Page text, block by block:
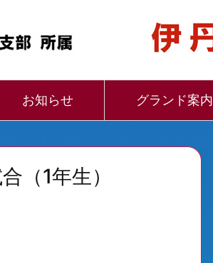
お知らせ グランド案内
1年生）